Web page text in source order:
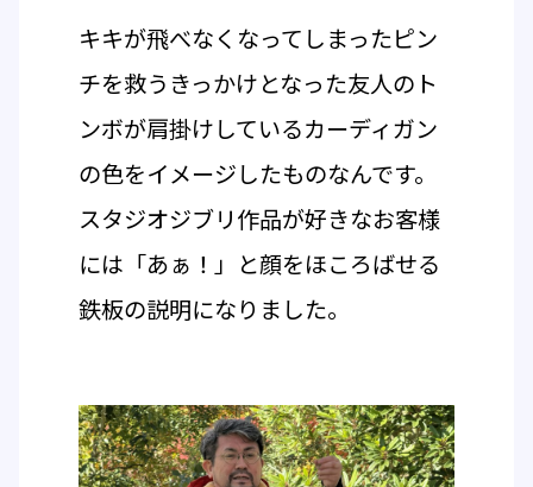
キキが飛べなくなってしまったピン
チを救うきっかけとなった友人のト
ンボが肩掛けしているカーディガン
の色をイメージしたものなんです。
スタジオジブリ作品が好きなお客様
には「あぁ！」と顔をほころばせる
鉄板の説明になりました。